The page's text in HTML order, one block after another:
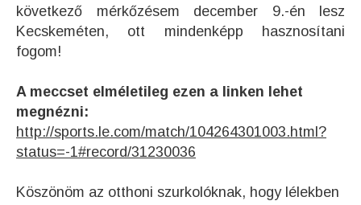
következő mérkőzésem december 9.-én lesz
Kecskeméten, ott mindenképp hasznosítani
fogom!
A meccset elméletileg ezen a linken lehet
megnézni:
http://sports.le.com/match/104264301003.html?
status=-1#record/31230036
Köszönöm az otthoni szurkolóknak, hogy lélekben